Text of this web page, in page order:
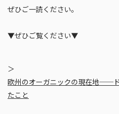
ぜひご一読ください。
▼ぜひご覧ください▼
欧州のオーガニックの現在地──
たこと